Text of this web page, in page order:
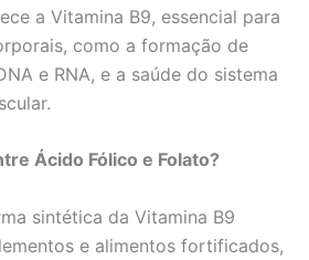
a Vitamina B9, essencial para
como a formação de
e RNA, e a saúde do sistema
Ácido Fólico e Folato?
sintética da Vitamina B9
e alimentos fortificados,